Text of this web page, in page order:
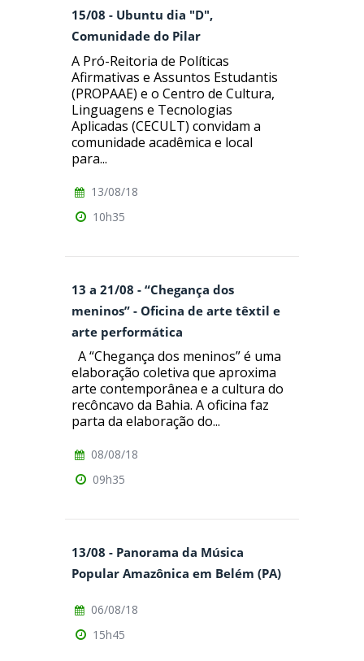
15/08 - Ubuntu dia "D",
Comunidade do Pilar
A Pró-Reitoria de Políticas
Afirmativas e Assuntos Estudantis
(PROPAAE) e o Centro de Cultura,
Linguagens e Tecnologias
Aplicadas (CECULT) convidam a
comunidade acadêmica e local
para...
13/08/18
10h35
13 a 21/08 - “Chegança dos
meninos” - Oficina de arte têxtil e
arte performática
A “Chegança dos meninos” é uma
elaboração coletiva que aproxima
arte contemporânea e a cultura do
recôncavo da Bahia. A oficina faz
parta da elaboração do...
08/08/18
09h35
13/08 - Panorama da Música
Popular Amazônica em Belém (PA)
06/08/18
15h45